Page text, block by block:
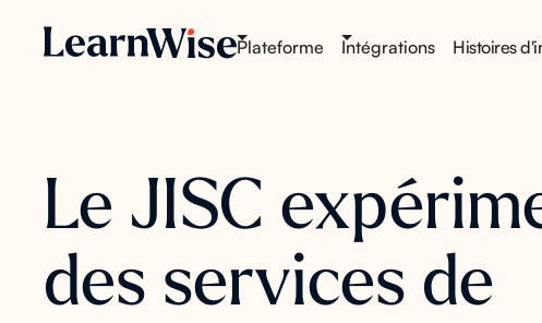
Plateforme Intégrations Histoires
Le JISC
des services de